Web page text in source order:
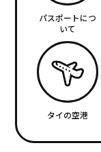
パスポートにつ
いて
タイの空港